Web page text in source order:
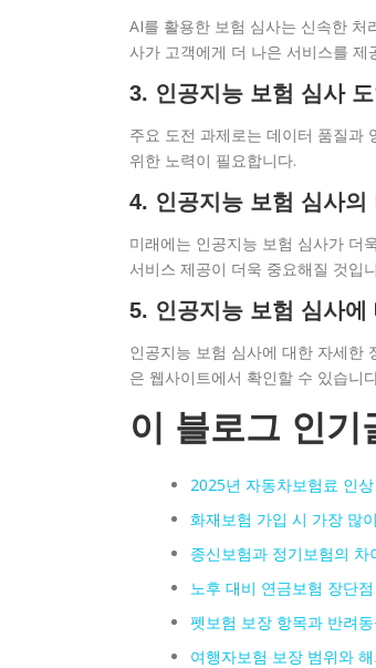
AI를 활용한 보험 심사는 신속한 처
사가 고객에게 더 나은 서비스를 제
3. 인공지능 보험 심사
주요 도전 과제로는 데이터 품질과
위한 노력이 필요합니다.
4. 인공지능 보험 심사
미래에는 인공지능 보험 심사가 더
서비스 제공이 더욱 중요해질 것입
5. 인공지능 보험 심사
인공지능 보험 심사에 대한 자세
은 웹사이트에서 확인할 수 있습니
이 블로그 인기
2025년 자동차보험료 인
화재보험 가입 시 가장 많
종신보험과 정기보험의 차
노후 대비 연금보험 장단
펫보험 보장 항목과 반려
여행자보험 보장 범위와